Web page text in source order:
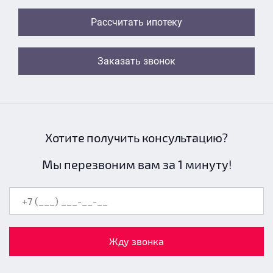
Рассчитать ипотеку
Заказать звонок
Хотите получить консультацию?
Мы перезвоним вам за 1 минуту!
Жду звонка